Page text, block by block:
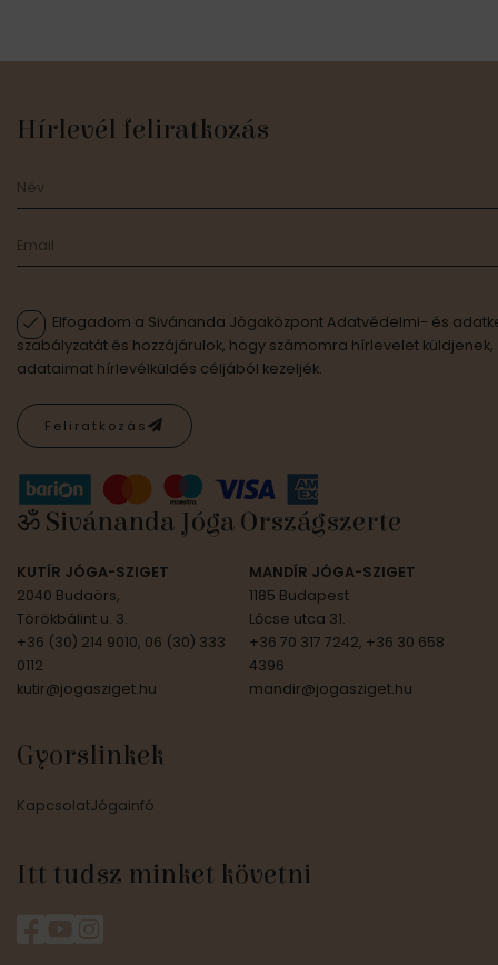
Hírlevél feliratkozás
Elfogadom a Sivánanda Jógaközpont Adatvédelmi- és
szabályzatát és hozzájárulok, hogy számomra hírlevelet küldjenek,
adataimat hírlevélküldés céljából kezeljék.
Feliratkozás
ॐ Sivánanda Jóga Országszerte
KUTÍR JÓGA-SZIGET
2040 Budaörs,
Törökbálint u. 3.
+36 (30) 214 9010, 06 (30) 333
0112
kutir@jogasziget.hu
MANDÍR JÓGA-SZIGET
1185 Budapest
Lőcse utca 31.
+36 70 317 7242, +36 30 658
4396
mandir@jogasziget.hu
Gyorslinkek
KapcsolatJógainfó
Itt tudsz minket követni